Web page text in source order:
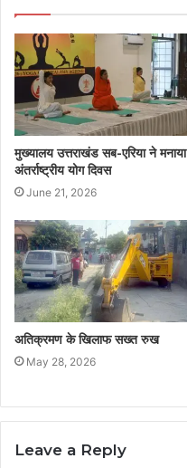
मुख्यालय उत्तराखंड सब-एरिया ने मनाया
अंतर्राष्ट्रीय योग दिवस
June 21, 2026
अतिक्रमण के खिलाफ सख्त रुख
May 28, 2026
Leave a Reply